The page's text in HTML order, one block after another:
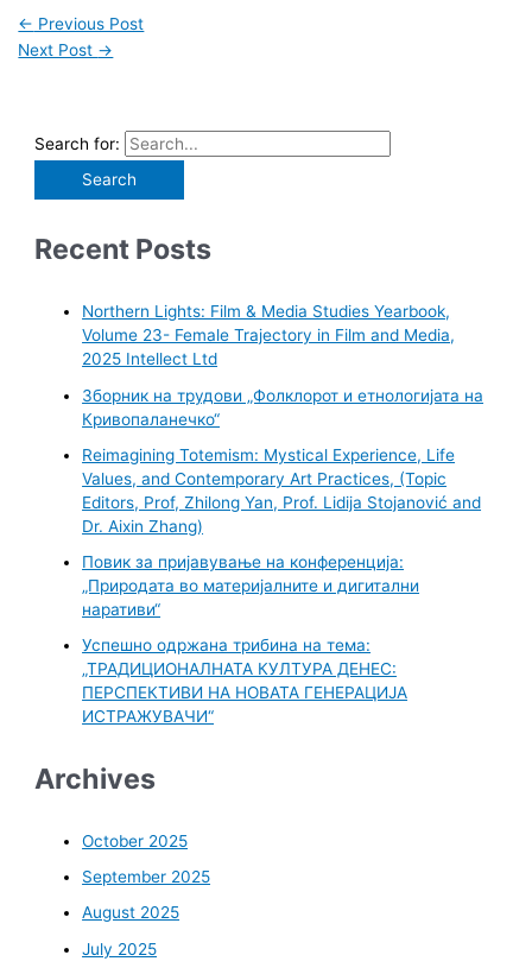
← Previous Post
Next Post →
Search for:
Recent Posts
Northern Lights: Film & Media Studies Yearbook,
Volume 23- Female Trajectory in Film and Media,
2025 Intellect Ltd
Зборник на трудови „Фолклорот и етнологијата на
Кривопаланечко“
Reimagining Totemism: Mystical Experience, Life
Values, and Contemporary Art Practices, (Topic
Editors, Prof, Zhilong Yan, Prof. Lidija Stojanović and
Dr. Aixin Zhang)
Повик за пријавување на конференција:
„Природата во материјалните и дигитални
наративи“
Успешно одржана трибина на тема:
„ТРАДИЦИОНАЛНАТА КУЛТУРА ДЕНЕС:
ПЕРСПЕКТИВИ НА НОВАТА ГЕНЕРАЦИЈА
ИСТРАЖУВАЧИ“
Archives
October 2025
September 2025
August 2025
July 2025